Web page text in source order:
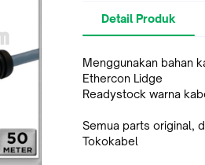
Detail Produk
Menggunakan bahan
Ethercon Lidge
Readystock warna
Semua parts original,
Tokokabel